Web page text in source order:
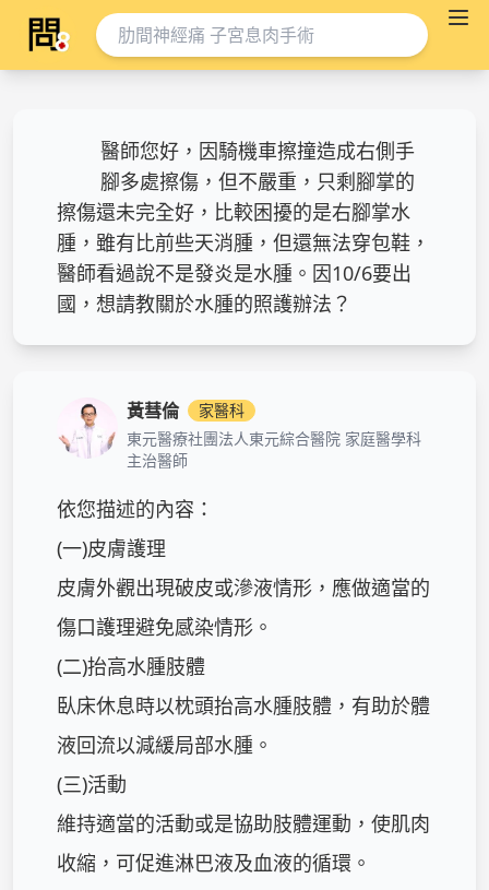
醫師您好，因騎機車擦撞造成右側手
腳多處擦傷，但不嚴重，只剩腳掌的
擦傷還未完全好，比較困擾的是右腳掌水
腫，雖有比前些天消腫，但還無法穿包鞋，
醫師看過說不是發炎是水腫。因10/6要出
國，想請教關於水腫的照護辦法？
黃彗倫
家醫科
東元醫療社團法人東元綜合醫院 家庭醫學科
主治醫師
依您描述的內容：
(一)皮膚護理
皮膚外觀出現破皮或滲液情形，應做適當的
傷口護理避免感染情形。
(二)抬高水腫肢體
臥床休息時以枕頭抬高水腫肢體，有助於體
液回流以減緩局部水腫。
(三)活動
維持適當的活動或是協助肢體運動，使肌肉
收縮，可促進淋巴液及血液的循環。